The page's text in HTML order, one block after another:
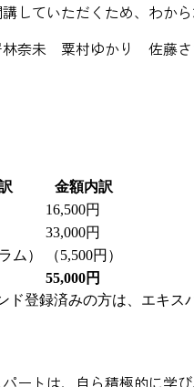
していただくため、わか
奈未 粟村ゆかり 佐藤さ
金額内訳
16,500円
33,000円
ム）
（5,500円）
55,000円
ド登録済みの方は、エキス
ートは、自ら積極的に学